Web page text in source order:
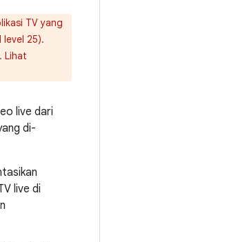
TV yang
level 25).
Lihat
live dari
di-
live di